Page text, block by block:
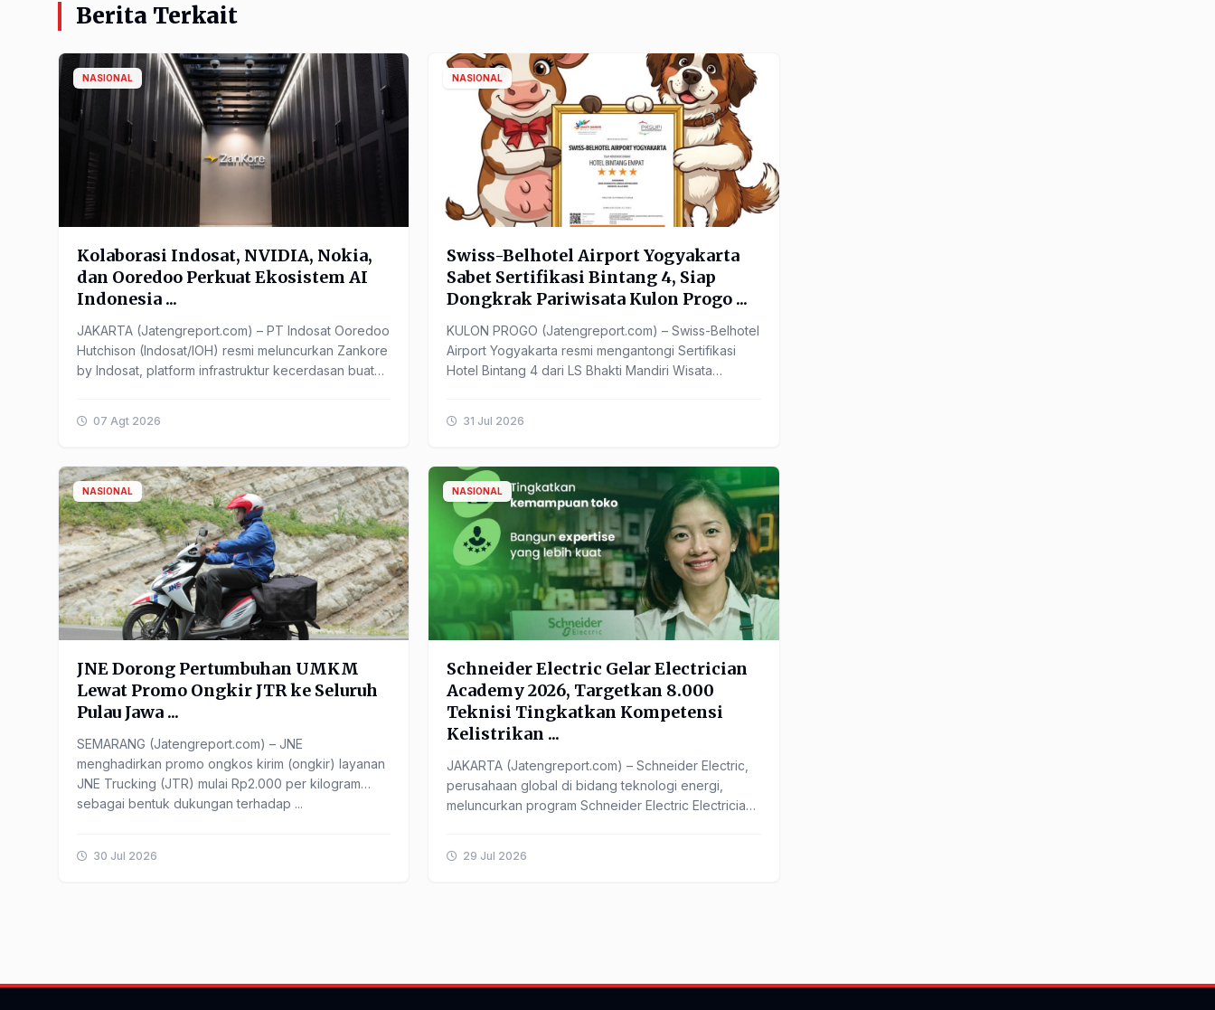
Berita Terkait
NASIONAL
Kolaborasi Indosat, NVIDIA, Nokia,
dan Ooredoo Perkuat Ekosistem AI
Indonesia ...
JAKARTA (Jatengreport.com) – PT Indosat Ooredoo
Hutchison (Indosat/IOH) resmi meluncurkan Zankore
by Indosat, platform infrastruktur kecerdasan buatan
07 Agt 2026
NASIONAL
Swiss-Belhotel Airport Yogyakarta
Sabet Sertifikasi Bintang 4, Siap
Dongkrak Pariwisata Kulon Progo ...
KULON PROGO (Jatengreport.com) – Swiss-Belhotel
Airport Yogyakarta resmi mengantongi Sertifikasi
Hotel Bintang 4 dari LS Bhakti Mandiri Wisata
31 Jul 2026
NASIONAL
JNE Dorong Pertumbuhan UMKM
Lewat Promo Ongkir JTR ke Seluruh
Pulau Jawa ...
SEMARANG (Jatengreport.com) – JNE
menghadirkan promo ongkos kirim (ongkir) layanan
JNE Trucking (JTR) mulai Rp2.000 per kilogram
sebagai bentuk dukungan terhadap ...
30 Jul 2026
NASIONAL
Schneider Electric Gelar Electrician
Academy 2026, Targetkan 8.000
Teknisi Tingkatkan Kompetensi
Kelistrikan ...
JAKARTA (Jatengreport.com) – Schneider Electric,
perusahaan global di bidang teknologi energi,
meluncurkan program Schneider Electric Electrician
29 Jul 2026